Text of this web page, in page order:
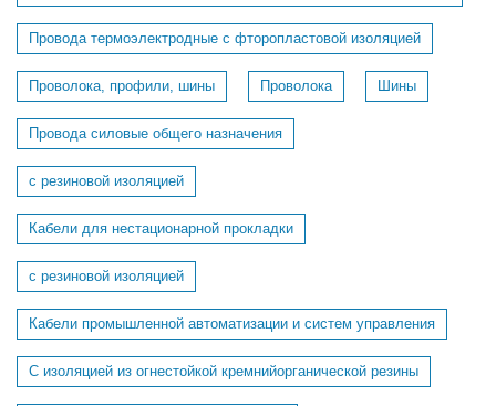
Провода термоэлектродные с фторопластовой изоляцией
Проволока, профили, шины Проволока Шины
Провода силовые общего назначения
с резиновой изоляцией
Кабели для нестационарной прокладки
с резиновой изоляцией
Кабели промышленной автоматизации и систем управления
С изоляцией из огнестойкой кремнийорганической резины